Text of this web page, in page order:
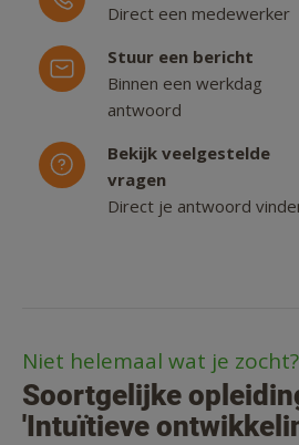
Direct een medewerker
Stuur een bericht
Binnen een werkdag
antwoord
Bekijk veelgestelde
vragen
Direct je antwoord
Niet helemaal wat je zocht?
Soortgelijke
'Intuïtieve